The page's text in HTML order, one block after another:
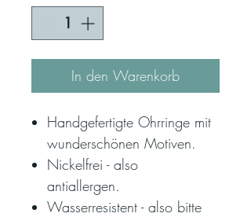
In den Warenkorb
Handgefertigte Ohrringe mit
wunderschönen Motiven.
Nickelfrei - also
antiallergen.
Wasserresistent - also bitte